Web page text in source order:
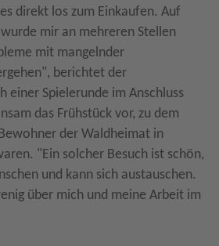
direkt los zum Einkaufen. Auf
mir an mehreren Stellen
mit mangelnder
berichtet der
einer Spielerunde im Anschluss
das Frühstück vor, zu dem
der Waldheimat in
"Ein solcher Besuch ist schön,
und kann sich austauschen.
über mich und meine Arbeit im